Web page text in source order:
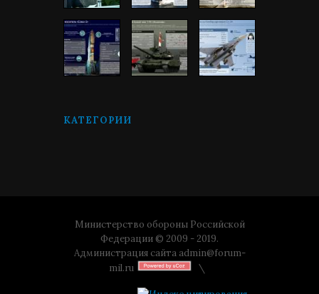
КАТЕГОРИИ
Министерство обороны Российской
Федерации © 2009 - 2019.
Администрация сайта admin@forum-
mil.ru